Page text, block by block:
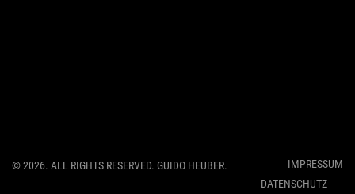
© 2026. ALL RIGHTS RESERVED. GUIDO HEUBER.
IMPRESSUM
DATENSCHUTZ